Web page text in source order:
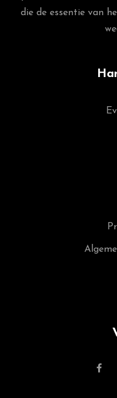
die de essentie van